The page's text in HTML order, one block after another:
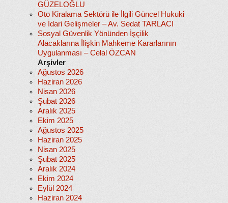
GÜZELOĞLU
Oto Kiralama Sektörü ile İlgili Güncel Hukuki
ve İdari Gelişmeler – Av. Sedat TARLACI
Sosyal Güvenlik Yönünden İşçilik
Alacaklarına İlişkin Mahkeme Kararlarının
Uygulanması – Celal ÖZCAN
Arşivler
Ağustos 2026
Haziran 2026
Nisan 2026
Şubat 2026
Aralık 2025
Ekim 2025
Ağustos 2025
Haziran 2025
Nisan 2025
Şubat 2025
Aralık 2024
Ekim 2024
Eylül 2024
Haziran 2024